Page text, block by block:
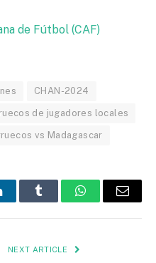
de Fútbol (CAF)
CHAN-2024
de jugadores locales
vs Madagascar
Tumblr WhatsAppEmail
NEXT ARTICLE